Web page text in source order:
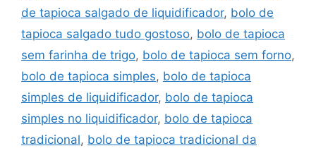
de tapioca salgado de liquidificador, bolo de
tapioca salgado tudo gostoso, bolo de tapioca
sem farinha de trigo, bolo de tapioca sem forno,
bolo de tapioca simples, bolo de tapioca
simples de liquidificador, bolo de tapioca
simples no liquidificador, bolo de tapioca
tradicional, bolo de tapioca tradicional da